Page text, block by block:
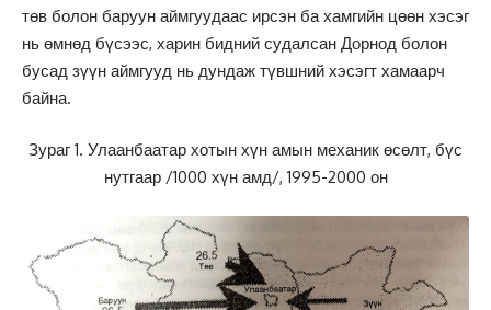
төв болон баруун аймгуудаас ирсэн ба хамгийн цөөн хэсэг
нь өмнөд бүсээс, харин бидний судалсан Дорнод болон
бусад зүүн аймгууд нь дундаж түвшний хэсэгт хамаарч
байна.
Зураг 1. Улаанбаатар хотын хүн амын механик өсөлт, бүс
нутгаар /1000 хүн амд/, 1995-2000 он